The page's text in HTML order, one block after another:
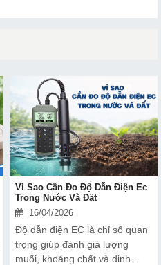
Vì Sao Cần Đo Độ Dẫn Điện Ec
Trong Nước Và Đất
16/04/2026
Độ dẫn điện EC là chỉ số quan
trọng giúp đánh giá lượng
muối, khoáng chất và dinh